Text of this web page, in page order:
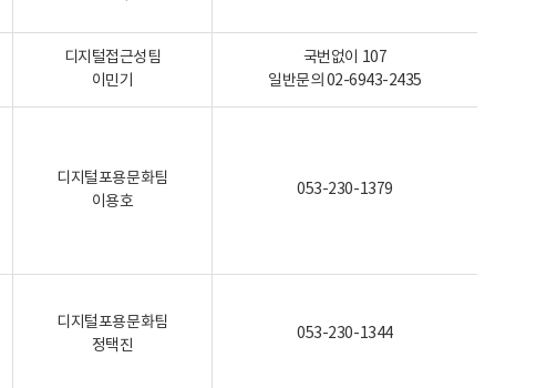
디지털접근성팀
이민기
국번없이 107
일반문의 02-6943-2435
디지털포용문화팀
이용호
053-230-1379
디지털포용문화팀
정택진
053-230-1344